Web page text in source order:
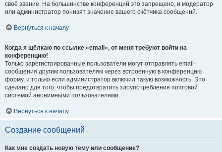
своё звание. На большинстве конференций это запрещено, и модератор
или администратор понизят значение вашего счётчика сообщений.
Вернуться к началу
Когда я щёлкаю по ссылке «email», от меня требуют войти на
конференцию!
Только зарегистрированные пользователи могут отправлять email-
сообщения другим пользователям через встроенную в конференцию
форму, и только если администратор включил такую возможность. Это
сделано для того, чтобы предотвратить злоупотребления почтовой
системой анонимными пользователями.
Вернуться к началу
Создание сообщений
Как мне создать новую тему или сообщение?